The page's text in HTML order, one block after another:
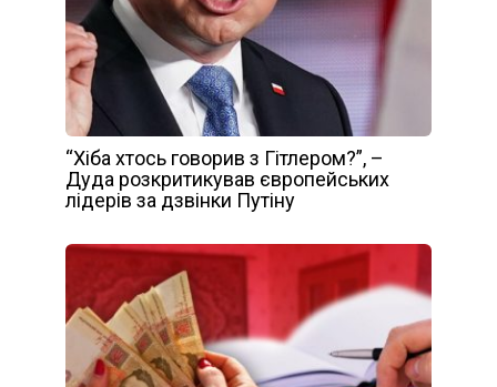
“Хіба хтось говорив з Гітлером?”, –
Дуда розкритикував європейських
лідерів за дзвінки Путіну